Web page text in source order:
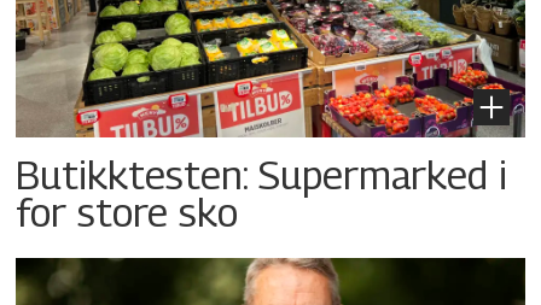
Butikktesten: Supermarked i
for store sko